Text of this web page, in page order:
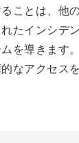
ことは、他
たインシデ
を導きます
なアクセス